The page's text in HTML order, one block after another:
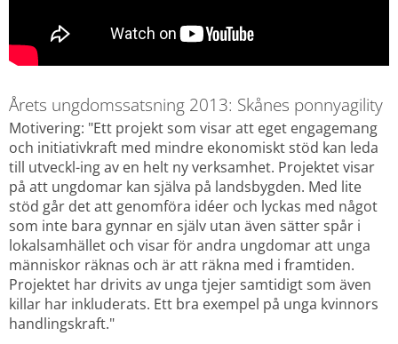
Årets ungdomssatsning 2013: Skånes ponnyagility
Motivering: "Ett projekt som visar att eget engagemang
och initiativkraft med mindre ekonomiskt stöd kan leda
till utveckl-ing av en helt ny verksamhet. Projektet visar
på att ungdomar kan själva på landsbygden. Med lite
stöd går det att genomföra idéer och lyckas med något
som inte bara gynnar en själv utan även sätter spår i
lokalsamhället och visar för andra ungdomar att unga
människor räknas och är att räkna med i framtiden.
Projektet har drivits av unga tjejer samtidigt som även
killar har inkluderats. Ett bra exempel på unga kvinnors
handlingskraft."